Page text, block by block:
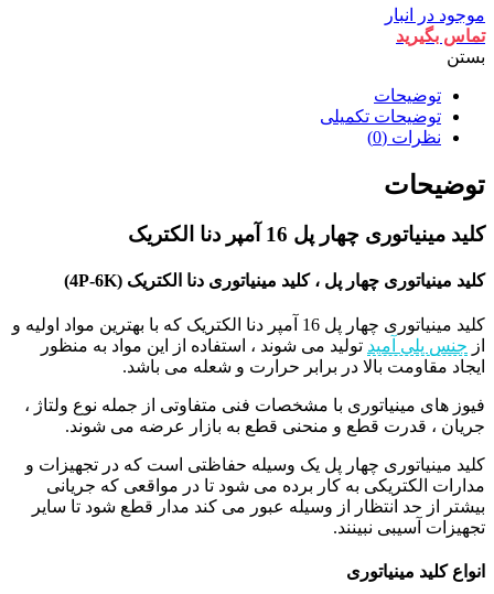
موجود در انبار
تماس بگیرید
بستن
توضیحات
توضیحات تکمیلی
نظرات (0)
توضیحات
کلید مینیاتوری چهار پل 16 آمپر دنا الکتریک
کلید مینیاتوری چهار پل ، کلید مینیاتوری دنا الکتریک (4P-6K)
کلید مینیاتوری چهار پل 16 آمپر دنا الکتریک که با بهترین مواد اولیه و
از جنس پلی آمید تولید می شوند ، استفاده از این مواد به منظور
ایجاد مقاومت بالا در برابر حرارت و شعله می باشد.
فیوز های مینیاتوری با مشخصات فنی متفاوتی از جمله نوع ولتاژ ،
جریان ، قدرت قطع و منحنی قطع به بازار عرضه می شوند.
کلید مینیاتوری چهار پل یک وسیله حفاظتی است که در تجهیزات و
مدارات الکتریکی به کار برده می شود تا در مواقعی که جریانی
بیشتر از حد انتظار از وسیله عبور می کند مدار قطع شود تا سایر
تجهیزات آسیبی نبینند.
انواع کلید مینیاتوری